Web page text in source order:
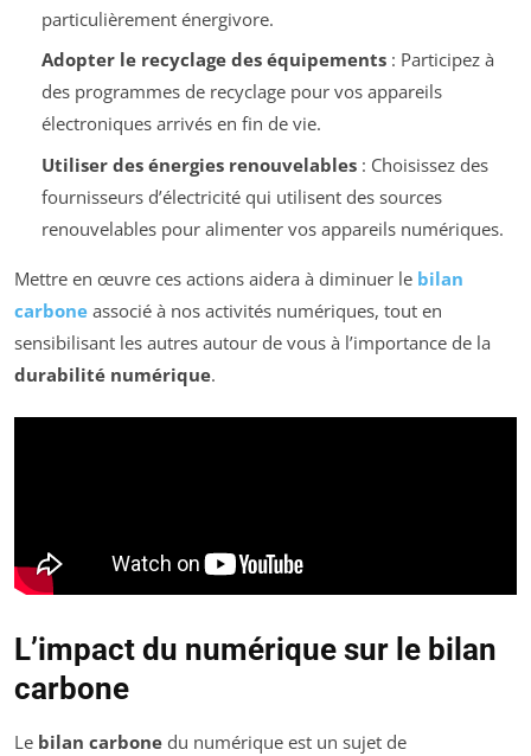
particulièrement énergivore.
Adopter le recyclage des équipements: Participez à
des programmes de recyclage pour vos appareils
électroniques arrivés en fin de vie.
Utiliser des énergies renouvelables: Choisissez des
fournisseurs d’électricité qui utilisent des sources
renouvelables pour alimenter vos appareils numériques.
Mettre en œuvre ces actions aidera à diminuer le bilan
carbone associé à nos activités numériques, tout en
sensibilisant les autres autour de vous à l’importance de la
durabilité numérique.
L’impact du numérique sur le bilan
carbone
Le bilan carbone du numérique est un sujet de